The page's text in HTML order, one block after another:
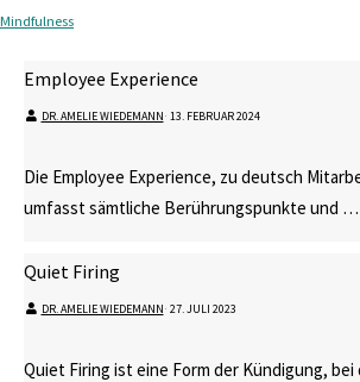
Mindfulness
Employee Experience
DR. AMELIE WIEDEMANN⋅ 13. FEBRUAR 2024
Die Employee Experience, zu deutsch
umfasst sämtliche Berührungspunkte und …
Quiet Firing
DR. AMELIE WIEDEMANN⋅ 27. JULI 2023
Quiet Firing ist eine Form der Kündigung,